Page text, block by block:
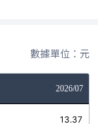
數據單位：元
2026/07
13.37